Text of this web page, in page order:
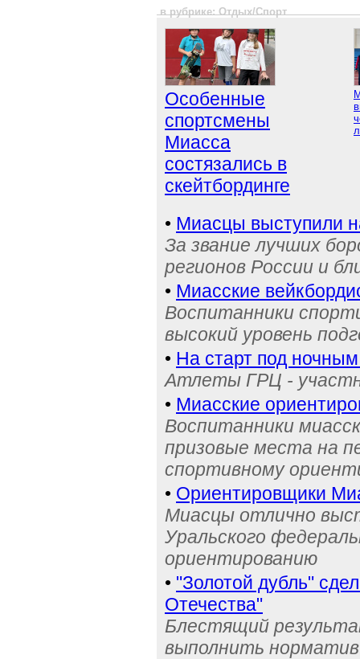
в рубрике: Отдых/Спорт
Особенные
спортсмены
Миасса
состязались в
скейтбординге
• Миасцы выступили
За звание лучших
регионов России и
• Миасские
Воспитанники
высокий уровень
• На старт под
Атлеты ГРЦ -
• Миасские
Воспитанники
призовые места на
спортивному
• Ориентировщики
Миасцы отлично
Уральского
ориентированию
• "Золотой дубль"
Отечества"
Блестящий
выполнить